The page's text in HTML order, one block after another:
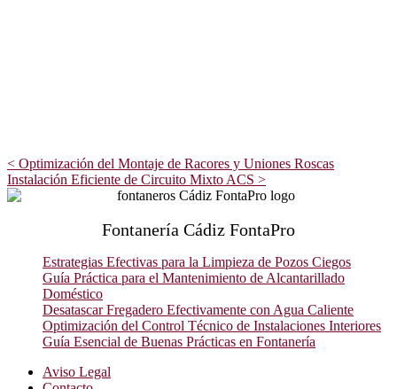
< Optimización del Montaje de Racores y Uniones Roscas
Instalación Eficiente de Circuito Mixto ACS >
Fontanería Cádiz FontaPro
Estrategias Efectivas para la Limpieza de Pozos Ciegos
Guía Práctica para el Mantenimiento de Alcantarillado
Doméstico
Desatascar Fregadero Efectivamente con Agua Caliente
Optimización del Control Técnico de Instalaciones Interiores
Guía Esencial de Buenas Prácticas en Fontanería
Aviso Legal